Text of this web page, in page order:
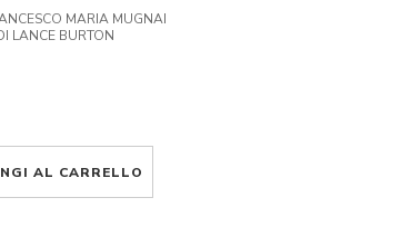
MARIA MUGNAI
LANCE BURTON
AL CARRELLO